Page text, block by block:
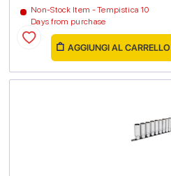
Non-Stock Item - Tempistica 10
Days from purchase
AGGIUNGI AL CARRELLO